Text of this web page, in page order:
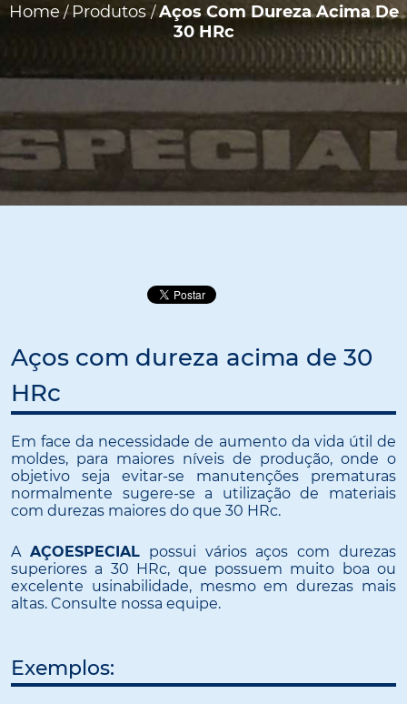
Home / Produtos/Aços Com Dureza Acima De
30 HRc
Aços com dureza acima de 30
HRc
Em face da necessidade de aumento da vida útil de
moldes, para maiores níveis de produção, onde o
objetivo seja evitar-se manutenções prematuras
normalmente sugere-se a utilização de materiais
com durezas maiores do que 30 HRc.
A AÇOESPECIALpossui vários aços com durezas
superiores a 30 HRc, que possuem muito boa ou
excelente usinabilidade, mesmo em durezas mais
altas. Consulte nossa equipe.
Exemplos: